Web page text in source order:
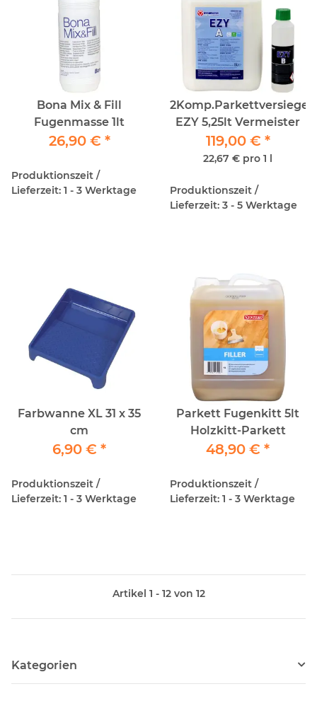
Bona Mix & Fill
Fugenmasse 1lt
26,90 € *
Produktionszeit /
Lieferzeit: 1 - 3 Werktage
EZY 5,25lt Vermeister
119,00 € *
22,67 € pro 1 l
Produktionszeit /
Lieferzeit: 3 - 5 Werktage
Farbwanne XL 31 x 35
cm
6,90 € *
Produktionszeit /
Lieferzeit: 1 - 3 Werktage
Parkett Fugenkitt 5lt
Holzkitt-Parkett
48,90 € *
Produktionszeit /
Lieferzeit: 1 - 3 Werktage
Artikel 1 - 12 von 12
Kategorien